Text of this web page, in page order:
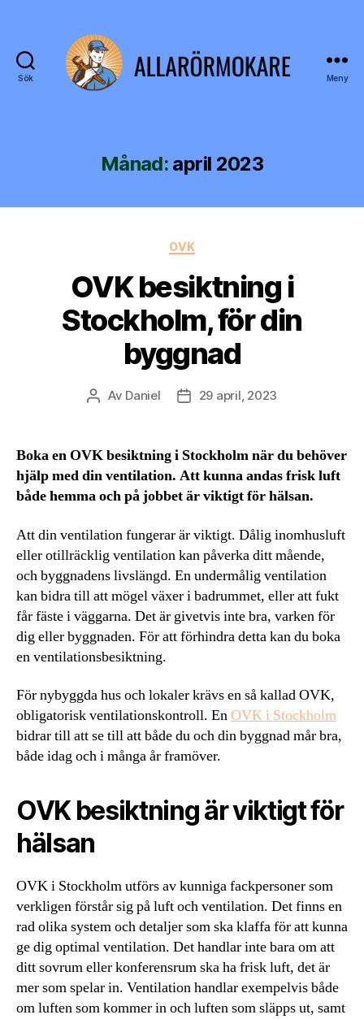
Sök Meny
Månad: april 2023
Kategorier
OVK
OVK besiktning i
Stockholm, för din
byggnad
Inläggsförfattare
Av Daniel Inläggsdatum
29 april, 2023
Boka en OVK besiktning i Stockholm när du behöver
hjälp med din ventilation. Att kunna andas frisk luft
både hemma och på jobbet är viktigt för hälsan.
Att din ventilation fungerar är viktigt. Dålig inomhusluft
eller otillräcklig ventilation kan påverka ditt mående,
och byggnadens livslängd. En undermålig ventilation
kan bidra till att mögel växer i badrummet, eller att fukt
får fäste i väggarna. Det är givetvis inte bra, varken för
dig eller byggnaden. För att förhindra detta kan du boka
en ventilationsbesiktning.
För nybyggda hus och lokaler krävs en så kallad OVK,
obligatorisk ventilationskontroll. EnOVK i Stockholm
bidrar till att se till att både du och din byggnad mår bra,
både idag och i många år framöver.
OVK besiktning är viktigt för
hälsan
OVK i Stockholm utförs av kunniga fackpersoner som
verkligen förstår sig på luft och ventilation. Det finns en
rad olika system och detaljer som ska klaffa för att kunna
ge dig optimal ventilation. Det handlar inte bara om att
ditt sovrum eller konferensrum ska ha frisk luft, det är
mer som spelar in. Ventilation handlar exempelvis både
om luften som kommer in och luften som släpps ut, samt